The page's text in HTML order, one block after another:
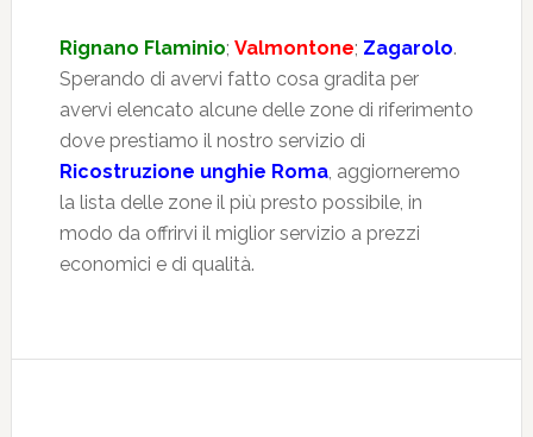
Rignano Flaminio; Valmontone; Zagarolo.
Sperando di avervi fatto cosa gradita per
avervi elencato alcune delle zone di riferimento
dove prestiamo il nostro servizio di
Ricostruzione unghie Roma, aggiorneremo
la lista delle zone il più presto possibile, in
modo da offrirvi il miglior servizio a prezzi
economici e di qualità.